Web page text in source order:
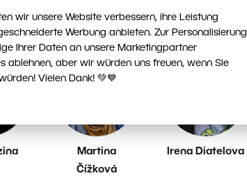
wir unsere Website verbessern, ihre Leistung
Werbung anbieten. Zur Personalisierung
Ihrer Daten an unsere Marketingpartner
ablehnen, aber wir würden uns freuen, wenn Sie
Vielen Dank! 💚💙
Martina
Čížková
Irena Diatelova